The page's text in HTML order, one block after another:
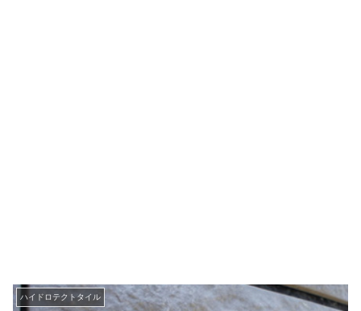
ハイドロテクトタイル